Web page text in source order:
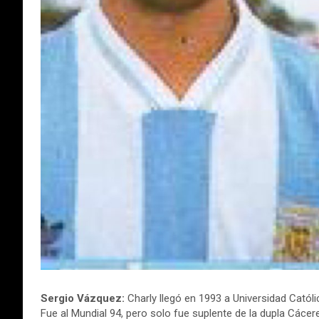
Sergio Vázquez: Charly llegó en 1993 a Universidad
Fue al Mundial 94, pero solo fue suplente de la dupla